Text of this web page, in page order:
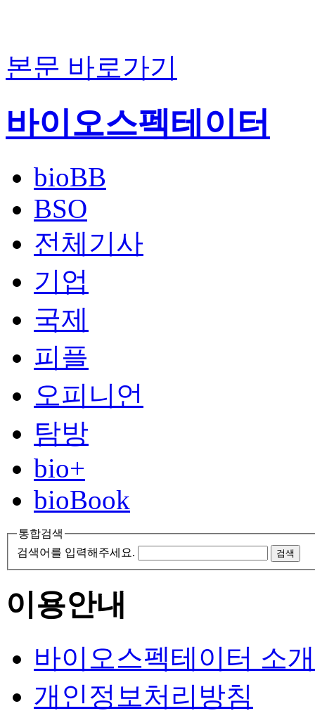
본문 바로가기
바이오스펙테이터
bioBB
BSO
전체기사
기업
국제
피플
오피니언
탐방
bio+
bioBook
통합검색
검색어를 입력해주세요.
검색
이용안내
바이오스펙테이터 소개
개인정보처리방침